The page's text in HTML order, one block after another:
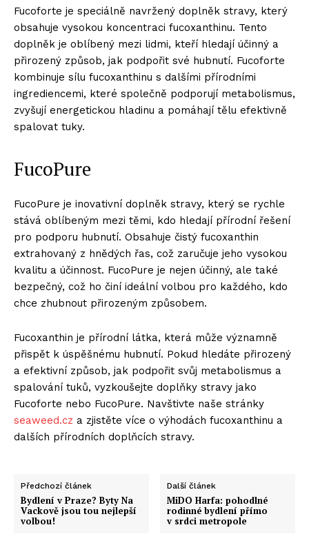
Fucoforte je speciálně navržený doplněk stravy, který
obsahuje vysokou koncentraci fucoxanthinu. Tento
doplněk je oblíbený mezi lidmi, kteří hledají účinný a
přirozený způsob, jak podpořit své hubnutí. Fucoforte
kombinuje sílu fucoxanthinu s dalšími přírodními
ingrediencemi, které společně podporují metabolismus,
zvyšují energetickou hladinu a pomáhají tělu efektivně
spalovat tuky.
FucoPure
FucoPure je inovativní doplněk stravy, který se rychle
stává oblíbeným mezi těmi, kdo hledají přírodní řešení
pro podporu hubnutí. Obsahuje čistý fucoxanthin
extrahovaný z hnědých řas, což zaručuje jeho vysokou
kvalitu a účinnost. FucoPure je nejen účinný, ale také
bezpečný, což ho činí ideální volbou pro každého, kdo
chce zhubnout přirozeným způsobem.
Fucoxanthin je přírodní látka, která může významně
přispět k úspěšnému hubnutí. Pokud hledáte přirozený
a efektivní způsob, jak podpořit svůj metabolismus a
spalování tuků, vyzkoušejte doplňky stravy jako
Fucoforte nebo FucoPure. Navštivte naše stránky
seaweed.cz a zjistěte více o výhodách fucoxanthinu a
dalších přírodních doplňcích stravy.
Předchozí článek
Bydlení v Praze? Byty Na
Vackově jsou tou nejlepší
volbou!
Další článek
MiDO Harfa: pohodlné
rodinné bydlení přímo
v srdci metropole